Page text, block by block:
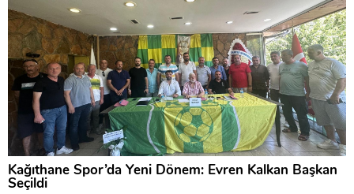
Kağıthane Spor’da Yeni Dönem: Evren Kalkan Başkan
Seçildi